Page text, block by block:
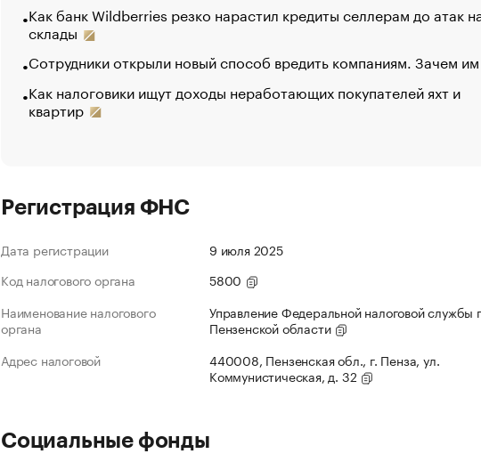
Как банк Wildberries резко нарастил кредиты селлерам до атак
склады
Сотрудники открыли новый способ вредить компаниям. Зачем
Как налоговики ищут доходы неработающих покупателей яхт и
квартир
Регистрация ФНС
Дата регистрации
9 июля 2025
Код налогового органа
5800
Наименование налогового
органа
Управление Федеральной налоговой службы
Пензенской области
Адрес налоговой
440008, Пензенская обл., г. Пенза, ул.
Коммунистическая, д. 32
Социальные фонды